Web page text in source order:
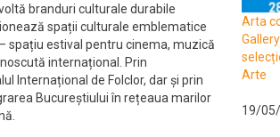
branduri culturale durabile
spații culturale emblematice
spațiu estival pentru cinema, muzică
internațional. Prin
Internațional de Folclor, dar și prin
Bucureștiului în rețeaua marilor
Arta
Arte
19/